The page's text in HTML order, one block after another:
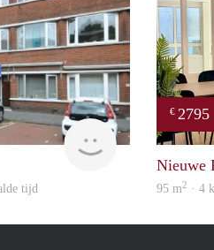
finder
tijd
€ 2795
Nieuwe
95 m2 · 4